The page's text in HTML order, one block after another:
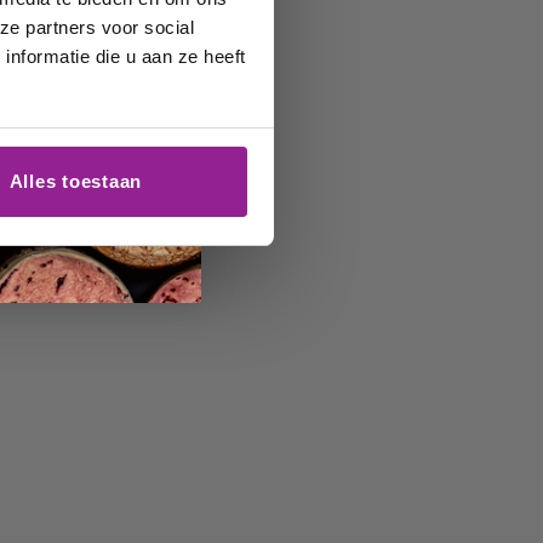
partners voor social
die u aan ze heeft
Alles toestaan